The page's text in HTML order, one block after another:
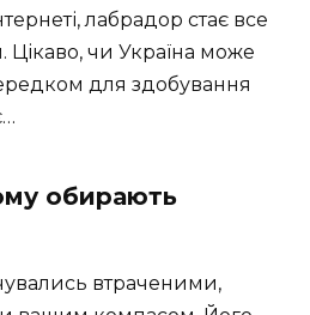
лабрадор стає все
Цікаво, чи Україна може
для здобування
обирають
втраченими,